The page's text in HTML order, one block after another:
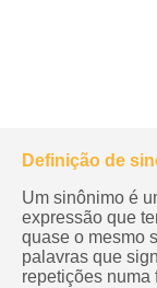
Definição de
Um sinônimo é
expressão que
quase o mesmo
palavras que
repetições numa